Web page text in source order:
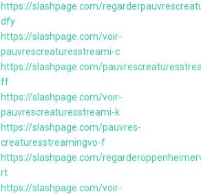
https://slashpage.com/
dfy
https://slashpage.com/voir-
pauvrescreaturesstreami-c
https://slashpage.com/
ff
https://slashpage.com/voir-
pauvrescreaturesstreami-k
https://slashpage.com/pauvres-
creaturesstreamingvo-f
https://slashpage.com/
rt
https://slashpage.com/voir-